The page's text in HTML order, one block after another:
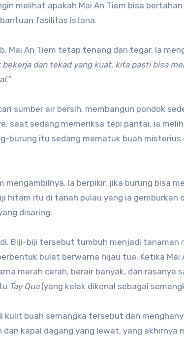
melihat apakah Mai An Tiem bisa
fasilitas istana.
Mai An Tiem tetap tenang dan tegar. Ia
dan tekad yang kuat, kita pasti bisa
sumber air bersih, membangun pondok
saat sedang memeriksa tepi pantai, ia
burung itu sedang mematuk buah
mengambilnya. Ia berpikir, jika burung bisa
hitam itu di tanah pulau yang ia gemburkan
disaring.
Biji-biji tersebut tumbuh menjadi tanaman
bulat berwarna hijau tua. Ketika Mai
merah cerah, berair banyak, dan rasanya
Tay Qua(yang kelak dikenal sebagai
kulit buah semangka tersebut dan
kapal dagang yang lewat, yang akhirnya